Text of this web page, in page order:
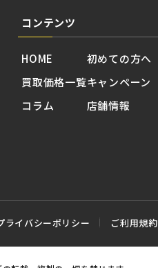
コンテンツ
HOME
買取価格一覧
コラム
初めての方へ
キャンペーン
店舗情報
ライバシーポリシー ご利用規約